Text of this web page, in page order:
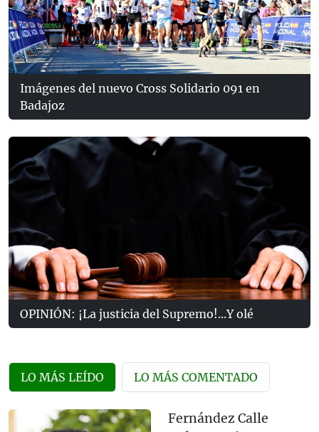
Imágenes del nuevo Cross Solidario 091 en
Badajoz
OPINIÓN: ¡La justicia del Supremo!...Y olé
LO MÁS LEÍDO LO MÁS COMENTADO
Fernández Calle